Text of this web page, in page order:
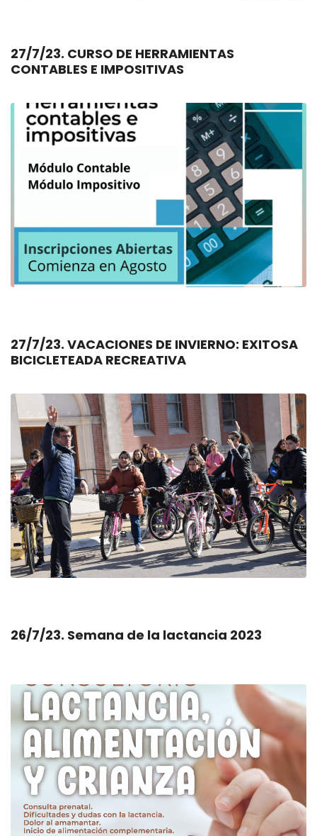
27/7/23. CURSO DE HERRAMIENTAS
CONTABLES E IMPOSITIVAS
27/7/23. VACACIONES DE INVIERNO: EXITOSA
BICICLETEADA RECREATIVA
26/7/23. Semana de la lactancia 2023